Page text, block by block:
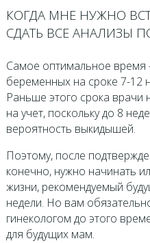
КОГДА МНЕ НУЖНО
СДАТЬ ВСЕ АНАЛИЗЫ
Самое оптимальное время
беременных на сроке 7-12
Раньше этого срока врачи
на учет, поскольку до 8
вероятность выкидышей.
Поэтому, после
конечно, нужно начинать
жизни, рекомендуемый
недели. Но вам
гинекологом до этого
для будущих мам.